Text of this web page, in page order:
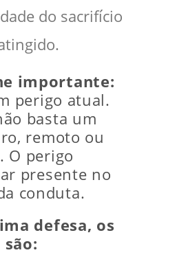
do sacrifício
importante:
perigo atual.
basta um
remoto ou
O perigo
presente no
conduta.
defesa, os